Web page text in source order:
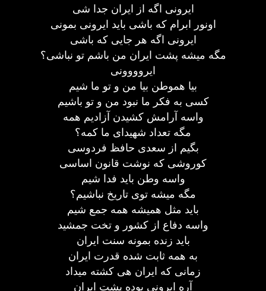
ایرونی اگه از ایران جدا شی
اونور ابرام که باشی باید ایرونی بمونی
ایرونی اگه هر جایی که باشی
مگه میشه پشت ایران من باشم تو نباشی؟
ایروووونی
بیا هموطن بیا من و تو ما شیم
کسی به فکر ما نبود من و تو باشیم
واسه آرامش کشیدن آزادیم همه
مگه تعداد شهیدای ما کمه؟
بگیم از سعدی حافظ فردوسی
کوروشی که نوشت قانون اساسی
واسه وطن باید فدا شیم
مگه میشه توی تاریخ نباشیم؟
باید مثل همیشه همه جمع شیم
واسه دفاع از کشور و تخت جمشید
باید زنده بمونه سنت ایران
به همه ثابت شده قدرت ایران
زمانی که ایران هی کشته میداد
آره ایرونی بوده پشت ایران